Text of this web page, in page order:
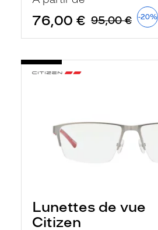
76,00 € 95,00 € -20%
Lunettes de vue
Citizen